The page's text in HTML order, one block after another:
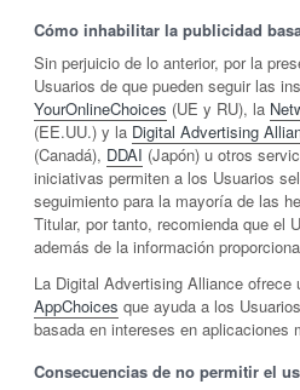
Cómo inhabilitar la publicidad
Sin perjuicio de lo anterior, por la
Usuarios de que pueden seguir las
YourOnlineChoices (UE y RU), la
(EE.UU.) y la Digital Advertising
(Canadá), DDAI (Japón) u otros
iniciativas permiten a los Usuarios
seguimiento para la mayoría de las
Titular, por tanto, recomienda que el
además de la información
La Digital Advertising Alliance ofrece
AppChoices que ayuda a los
basada en intereses en aplicaciones
Consecuencias de no permitir el